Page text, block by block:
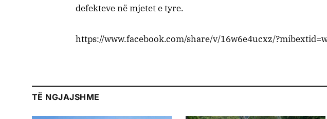
defekteve në mjetet e tyre.
https://www.facebook.com/share/v/16w6e4ucxz/
TË NGJAJSHME